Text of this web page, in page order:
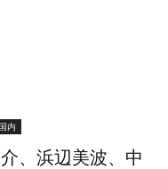
内
、浜辺美波、中